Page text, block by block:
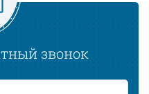
звонок